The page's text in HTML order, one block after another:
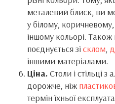
металевий блиск, ви
у білому,
іншому кольорі.
поєднується зі склом,
іншими матеріалами.
Ціна. Столи і стільці
дорожче, ніж
термін їхньої